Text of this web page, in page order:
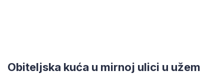
Obiteljska kuća u mirnoj ulici u užem